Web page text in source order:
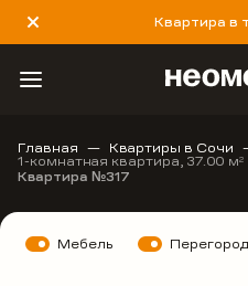
Квартира в
8 800
Главная Квартиры в Сочи
1-комнатная квартира, 37.00 м2
Квартира №317
Мебель